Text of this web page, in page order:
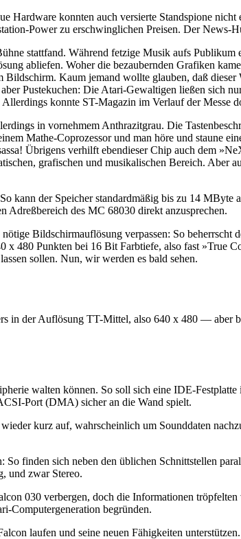
Hardware konnten auch versierte Standspione
Power zu erschwinglichen Preisen. Der News-
stattfand. Während fetzige Musik aufs
abliefen. Woher die bezaubernden Grafiken
Bildschirm. Kaum jemand wollte glauben, daß
Pustekuchen: Die Atari-Gewaltigen ließen sich
konnte ST-Magazin im Verlauf der Messe
in vornehmem Anthrazitgrau. Die
Mathe-Coprozessor und man höre und staune
Übrigens verhilft ebendieser Chip auch dem
grafischen und musikalischen Bereich.
kann der Speicher standardmäßig bis zu 14
Adreßbereich des MC 68030 direkt anzusprechen.
Bildschirmauflösung verpassen: So
480 Punkten bei 16 Bit Farbtiefe, also fast »True
sollen. Nun, wir werden es bald sehen.
in der Auflösung TT-Mittel, also 640 x 480 —
walten können. So soll sich eine IDE-
Port (DMA) sicher an die Wand spielt.
kurz auf, wahrscheinlich um Sounddaten
So finden sich neben den üblichen Schnittstellen
und zwar Stereo.
030 verbergen, doch die Informationen
Computergeneration begründen.
laufen und seine neuen Fähigkeiten